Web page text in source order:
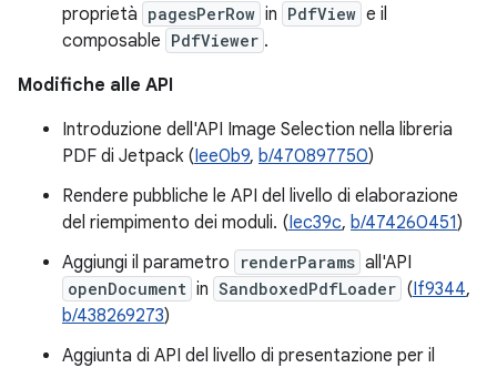
proprietà pagesPerRow in PdfView e il
composable PdfViewer .
Modifiche alle API
Introduzione dell'API Image Selection nella libreria
PDF di Jetpack (Iee0b9, b/470897750)
Rendere pubbliche le API del livello di elaborazione
del riempimento dei moduli. (Iec39c, b/474260451)
Aggiungi il parametro
renderParams all'API
openDocument in SandboxedPdfLoader (If9344,
b/438269273)
Aggiunta di API del livello di presentazione per il